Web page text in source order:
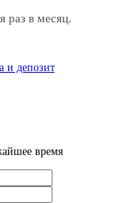
раз в месяц.
и депозит
время